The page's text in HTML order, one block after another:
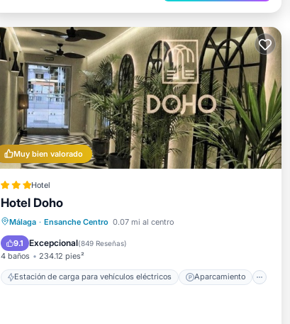
Muy bien valorado
Hotel
Hotel Doho
Málaga · Ensanche Centro 0.07 mi al centro
9.1 Excepcional(849 Reseñas)
4 baños 234.12 pies²
Estación de carga para vehículos eléctricos Aparcamiento
Estación de carga para vehículos eléctricos
Aparcamiento
Aire acondicionado
Internet